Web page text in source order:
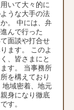
いて大々的に
うな大手の法
。 中には、弁
んで行った
面談や打合せ
ます。 このよ
、皆さまにと
す。 当事務所
を構えており
地域密着、地元
身になり徹底
す。